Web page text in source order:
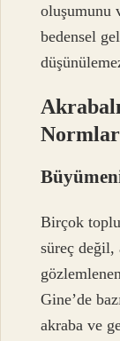
oluşumunu
bedensel
Normlar
Birçok
süreç değil,
Gine’de
akraba ve